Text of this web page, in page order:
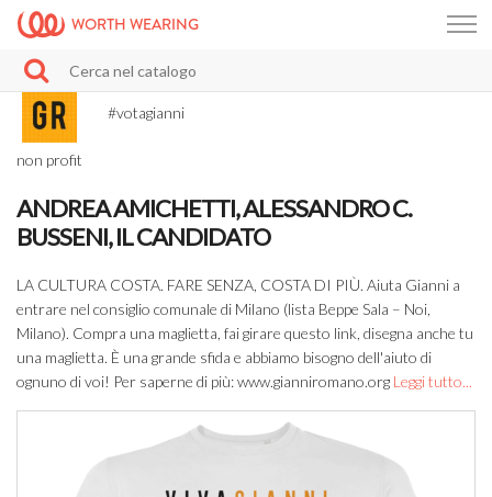
WORTH WEARING
#votagianni
non profit
ANDREA AMICHETTI, ALESSANDRO C.
BUSSENI, IL CANDIDATO
LA CULTURA COSTA. FARE SENZA, COSTA DI PIÙ. Aiuta Gianni a
entrare nel consiglio comunale di Milano (lista Beppe Sala – Noi,
Milano). Compra una maglietta, fai girare questo link, disegna anche tu
una maglietta. È una grande sfida e abbiamo bisogno dell'aiuto di
ognuno di voi! Per saperne di più: www.gianniromano.org Leggi tutto...